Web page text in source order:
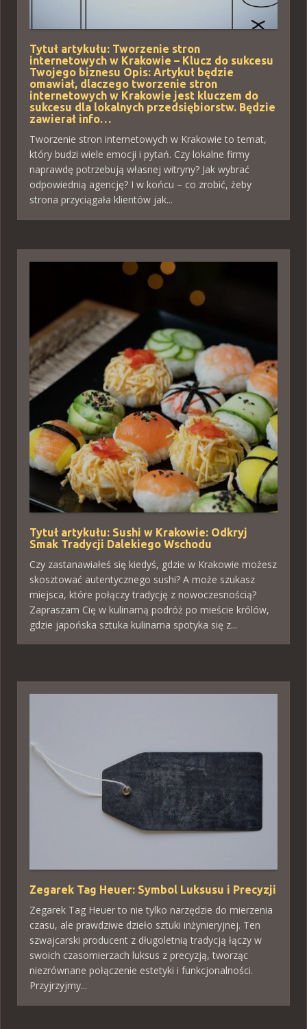
Tytuł artykułu: Tworzenie stron
internetowych w Krakowie – Klucz do sukcesu
Twojego biznesu Opis: Artykuł będzie
omawiał, dlaczego tworzenie stron
internetowych w Krakowie jest kluczem do
sukcesu dla lokalnych przedsiębiorstw. Będzie
zawierał info…
Tworzenie stron internetowych w Krakowie to temat,
który budzi wiele emocji i pytań. Czy lokalne firmy
naprawdę potrzebują własnej witryny? Jak wybrać
odpowiednią agencję? I w końcu – co zrobić, żeby
strona przyciągała klientów jak...
Tytuł artykułu: Sushi w Krakowie: Odkryj
Smak Tradycji Dalekiego Wschodu
Czy zastanawiałeś się kiedyś, gdzie w Krakowie możesz
skosztować autentycznego sushi? A może szukasz
miejsca, które połączy tradycję z nowoczesnością?
Zapraszam Cię w kulinarną podróż po mieście królów,
gdzie japońska sztuka kulinarna spotyka się z...
Zegarek Tag Heuer: Symbol Luksusu i Precyzji
Zegarek Tag Heuer to nie tylko narzędzie do mierzenia
czasu, ale prawdziwe dzieło sztuki inżynieryjnej. Ten
szwajcarski producent z długoletnią tradycją łączy w
swoich czasomierzach luksus z precyzją, tworząc
niezrównane połączenie estetyki i funkcjonalności.
Przyjrzyjmy...